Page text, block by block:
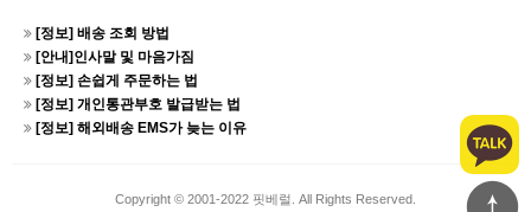
[정보] 배송 조회 방법
[안내]인사말 및 마음가짐
[정보] 손쉽게 주문하는 법
[정보] 개인통관부호 발급받는 법
[정보] 해외배송 EMS가 늦는 이유
Copyright © 2001-2022 핏베럴. All Rights Reserved.